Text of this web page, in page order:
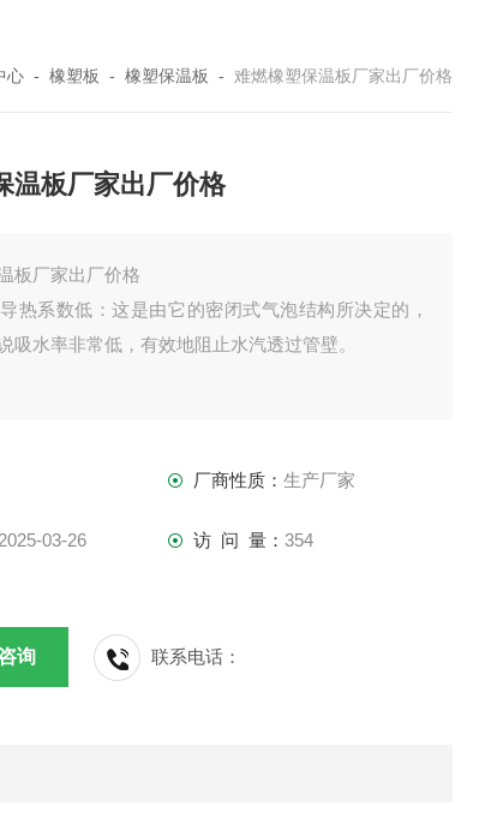
心 - 橡塑板 - 橡塑保温板 - 难燃橡塑保温板厂家出厂价格
温板厂家出厂价格
板厂家出厂价格
热系数低：这是由它的密闭式气泡结构所决定的，
吸水率非常低，有效地阻止水汽透过管壁。
厂商性质： 生产厂家
2025-03-26 访 问 量： 354
询 联系电话：